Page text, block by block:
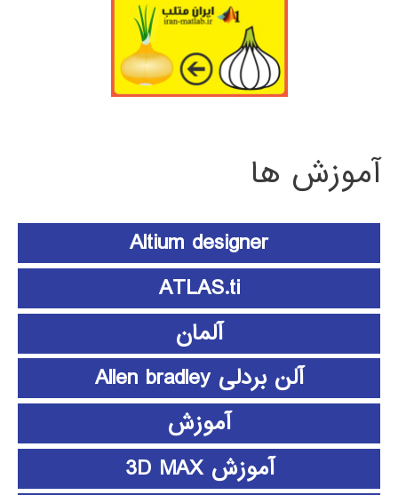
آموزش ها
Altium designer
ATLAS.ti
آلمان
آلن بردلی Allen bradley
آموزش
آموزش 3D MAX